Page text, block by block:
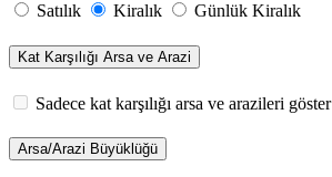
Satılık Kiralık Günlük Kiralık
Kat Karşılığı Arsa ve Arazi
Sadece kat karşılığı arsa ve arazileri göster
Arsa/Arazi Büyüklüğü